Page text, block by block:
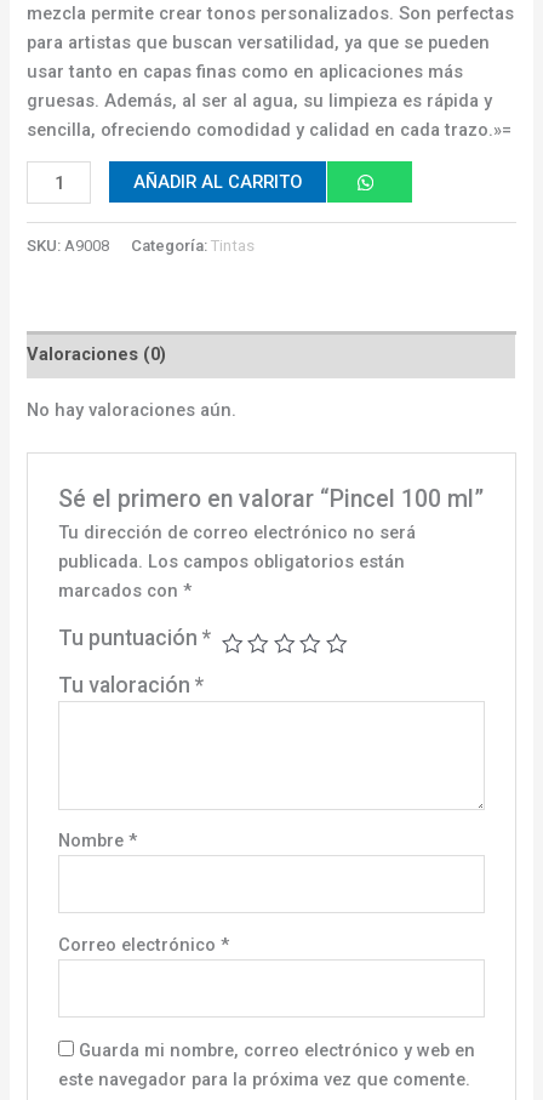
mezcla permite crear tonos personalizados. Son perfectas
para artistas que buscan versatilidad, ya que se pueden
usar tanto en capas finas como en aplicaciones más
gruesas. Además, al ser al agua, su limpieza es rápida y
sencilla, ofreciendo comodidad y calidad en cada trazo.»=
AÑADIR AL CARRITO
SKU: A9008 Categoría:Tintas
Valoraciones (0)
No hay valoraciones aún.
Sé el primero en valorar “Pincel 100 ml”
Tu dirección de correo electrónico no será
publicada. Los campos obligatorios están
marcados con *
Tu puntuación *
Tu valoración *
Nombre *
Correo electrónico *
Guarda mi nombre, correo electrónico y web en
este navegador para la próxima vez que comente.